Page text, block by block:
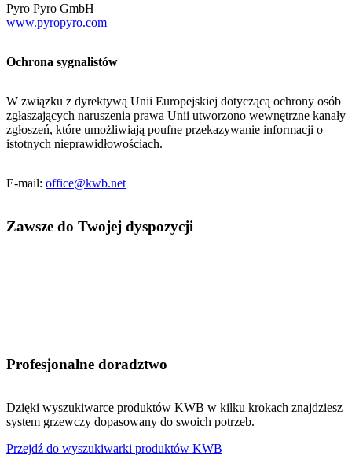
Pyro Pyro GmbH
www.pyropyro.com
Ochrona sygnalistów
W związku z dyrektywą Unii Europejskiej dotyczącą ochrony osób
zgłaszających naruszenia prawa Unii utworzono wewnętrzne kanały
zgłoszeń, które umożliwiają poufne przekazywanie informacji o
istotnych nieprawidłowościach.
E-mail: office@kwb.net
Zawsze do Twojej dyspozycji
Profesjonalne doradztwo
Dzięki wyszukiwarce produktów KWB w kilku krokach znajdziesz
system grzewczy dopasowany do swoich potrzeb.
Przejdź do wyszukiwarki produktów KWB